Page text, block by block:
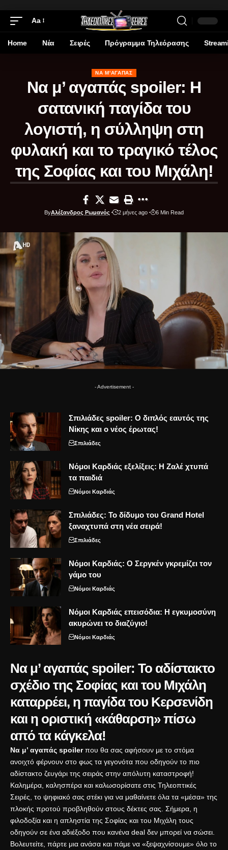
Aa
Home Νέα Σειρές Πρόγραμμα Τηλεόρασης
ΝΑ Μ'ΑΓΑΠΆΣ
Να μ’ αγαπάς spoiler: Η
σατανική παγίδα του
λογιστή, η σύλληψη στη
φυλακή και το τραγικό τέλος
της Σοφίας και του Μιχάλη!
ByΑλέξανδρος Ρωμανός 2 μήνες ago 6 Min Read
- Advertisement -
Σπιλιάδες spoiler: Ο διπλός εαυτός της
Νίκης και ο νέος έρωτας!
Σπιλιάδες
Νόμοι Καρδιάς εξελίξεις: Η Ζαλέ χτυπά
τα παιδιά
Νόμοι Καρδιάς
Σπιλιάδες: Το δίδυμο του Grand Hotel
ξαναχτυπά στη νέα σειρά!
Σπιλιάδες
Νόμοι Καρδιάς: Ο Σεργκέν γκρεμίζει τον
γάμο του
Νόμοι Καρδιάς
Νόμοι Καρδιάς επεισόδια: Η εγκυμοσύνη
ακυρώνει το διαζύγιο!
Νόμοι Καρδιάς
Να μ’ αγαπάς spoiler: Το αδίστακτο
σχέδιο της Σοφίας και του Μιχάλη
καταρρέει, η παγίδα του Κερσενίδη
και η οριστική «κάθαρση» πίσω
από τα κάγκελα!
Να μ’ αγαπάς spoilerπου θα σας αφήσουν με το στόμα
ανοιχτό φέρνουν στο φως τα γεγονότα που οδηγούν το πιο
αδίστακτο ζευγάρι της σειράς στην απόλυτη καταστροφή!
Καλημέρα, καλησπέρα και καλωσορίσατε στις Τηλεοπτικές
Σειρές, το ψηφιακό σας στέκι για να μαθαίνετε όλα τα «μέσα» της
πλοκής προτού προβληθούν στους δέκτες σας. Σήμερα, η
φιλοδοξία και η απληστία της Σοφίας και του Μιχάλη τους
οδηγούν σε ένα αδιέξοδο που κανένα deal δεν μπορεί να σώσει.
Βολευτείτε, πάρτε μια ανάσα και πάμε να «ξεψαχνίσουμε» όλο το